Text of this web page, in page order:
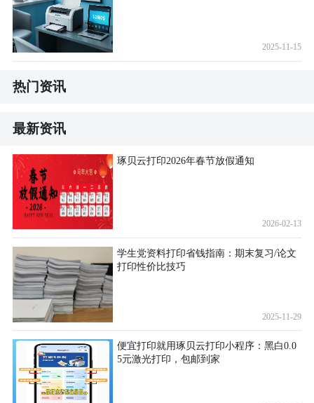
2025-11-15
热门资讯
最新资讯
琢贝云打印2026年春节放假通知
2026-02-13
学生党资料打印省钱指南：期末复习/论文
打印性价比技巧
2025-11-29
便宜打印就用琢贝云打印小程序：黑白0.0
5元激光打印，包邮到家